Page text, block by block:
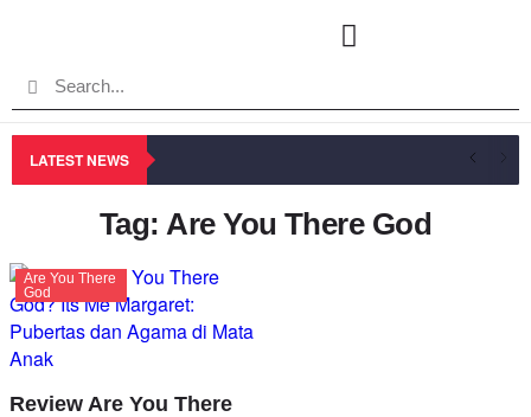
LATEST NEWS
Tag: Are You There God
Are You There
God
Review Are You There